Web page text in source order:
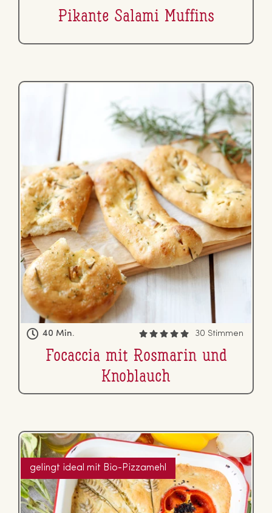
Pikante Salami Muffins
40 Min. 30 Stimmen
Focaccia mit Rosmarin und
Knoblauch
gelingt ideal mit Bio-Pizzamehl